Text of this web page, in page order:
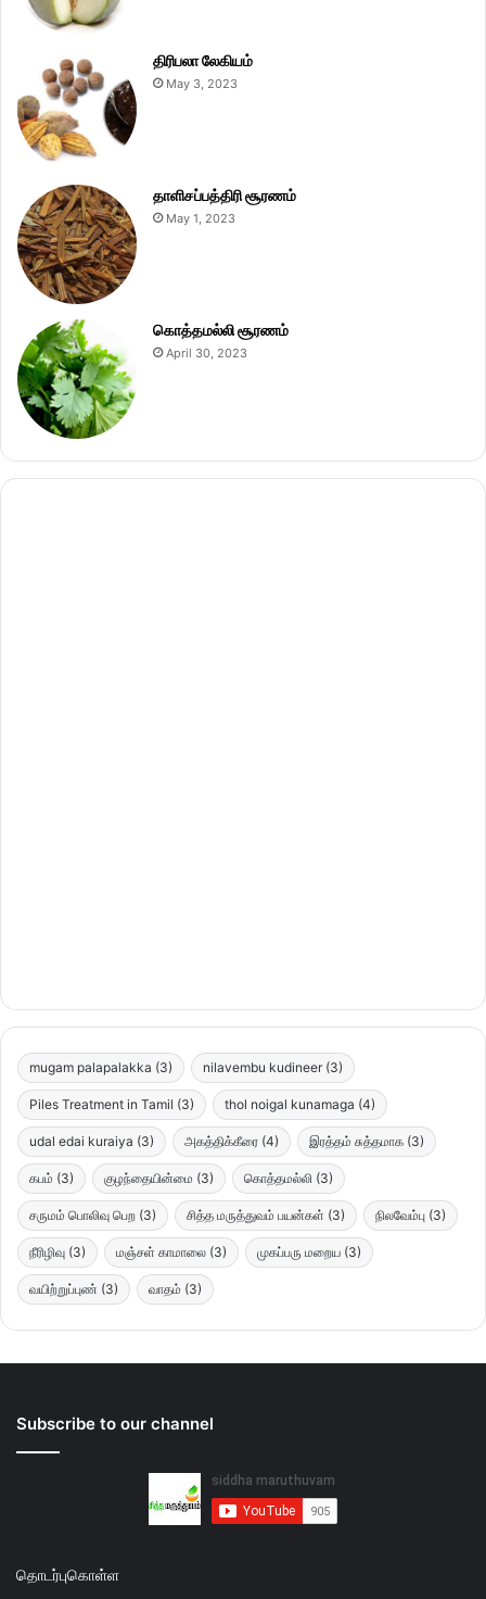
திரிபலா லேகியம்
May 3, 2023
தாளிசப்பத்திரி சூரணம்
May 1, 2023
கொத்தமல்லி சூரணம்
April 30, 2023
mugam palapalakka (3) nilavembu kudineer (3)
Piles Treatment in Tamil (3) thol noigal kunamaga (4)
udal edai kuraiya (3) அகத்திக்கீரை (4) இரத்தம் சுத்தமாக (3)
கபம் (3) குழந்தையின்மை (3) கொத்தமல்லி (3)
சருமம் பொலிவு பெற (3) சித்த மருத்துவம் பயன்கள் (3) நிலவேம்பு (3)
நீரிழிவு (3) மஞ்சள் காமாலை (3) முகப்பரு மறைய (3)
வயிற்றுப்புண் (3) வாதம் (3)
Subscribe to our channel
தொடர்புகொள்ள